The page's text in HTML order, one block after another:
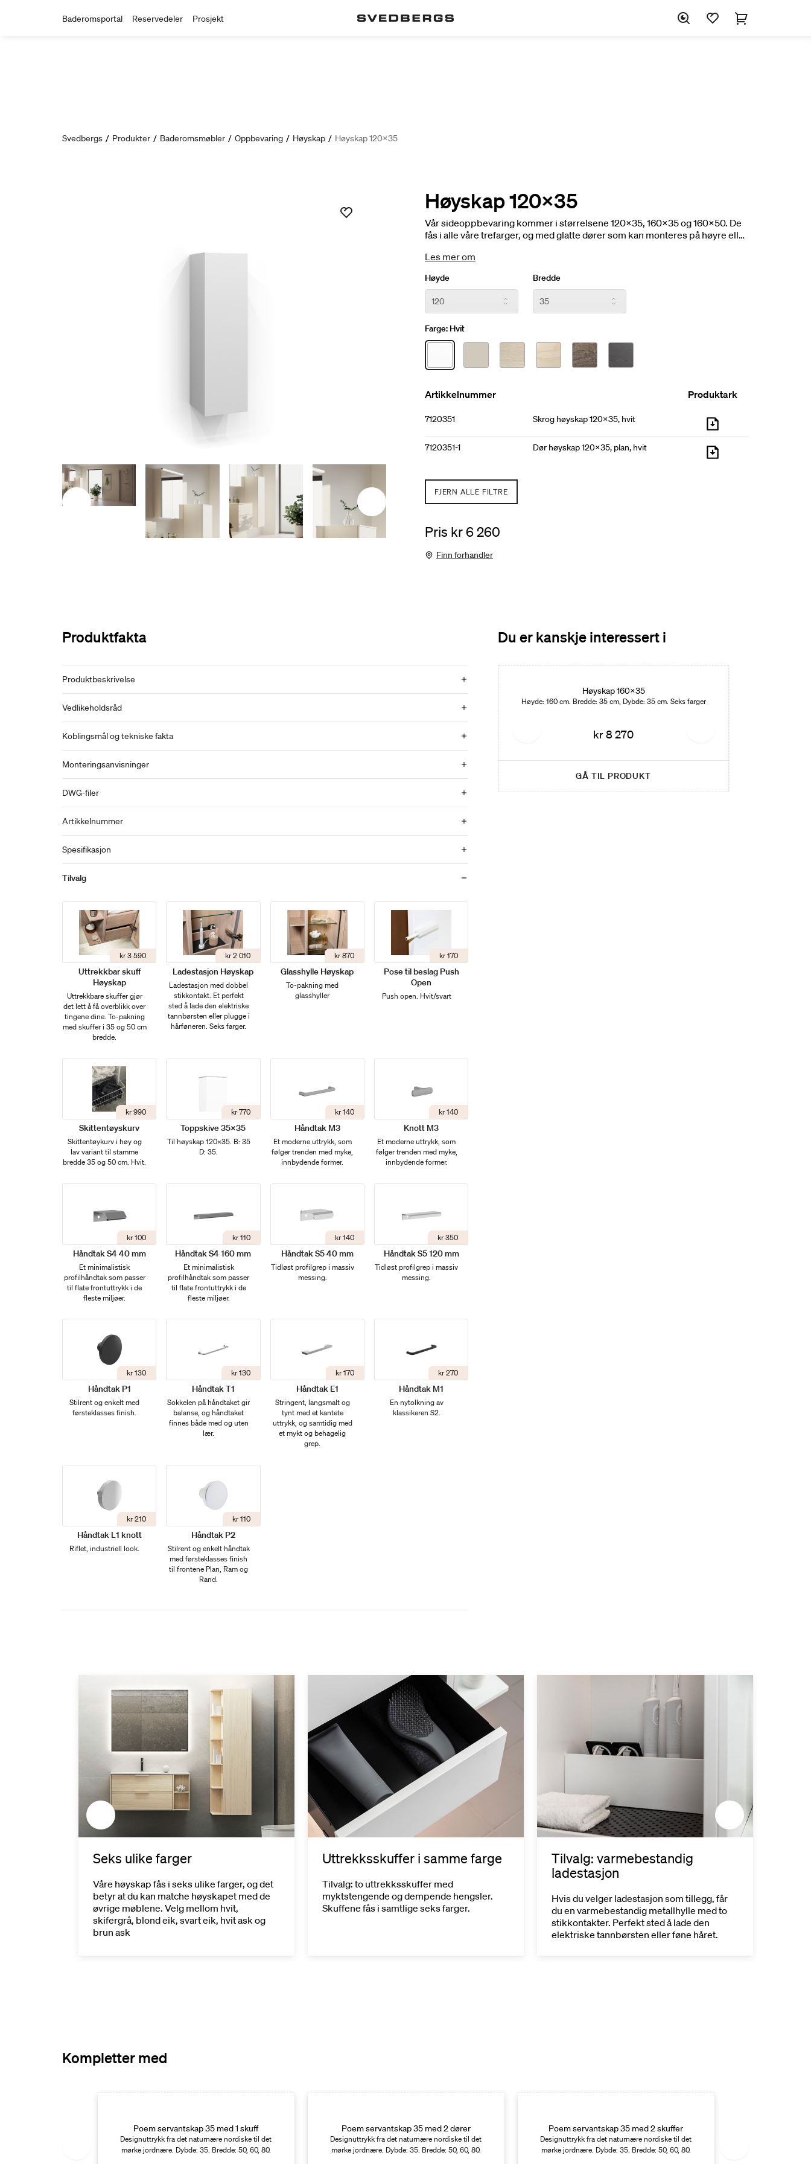
Baderomsportal Reservedeler Prosjekt
Svedbergs / Produkter / Baderomsmøbler / Oppbevaring / Høyskap / Høyskap 120x35
Høyskap 120x35
Vår sideoppbevaring kommer i størrelsene 120x35, 160x35 og 160x50. De
fås i alle våre trefarger, og med glatte dører som kan monteres på høyre eller
av høyde. Det er når man innreder den at man ser alle fordelene. Den åpne
om man vil ha helt åpen med en 35-dør eller halvåpen med en 50-dør.
Håndtak eller push-beslag er tilvalg.
Les mer om
Høyde Bredde
Farge: Hvit
Artikkelnummer Produktark
7120351 Skrog høyskap 120x35, hvit
7120351-1 Dør høyskap 120x35, plan, hvit
FJERN ALLE FILTRE
Pris kr 6 260
Finn forhandler
Produktfakta
Produktbeskrivelse
Vedlikeholdsråd
Koblingsmål og tekniske fakta
Monteringsanvisninger
DWG-filer
Artikkelnummer
Spesifikasjon
Tilvalg
kr 3 590
Uttrekkbar skuff
Høyskap
Uttrekkbare skuffer gjør
det lett å få overblikk over
tingene dine. To-pakning
med skuffer i 35 og 50 cm
bredde.
kr 2 010
Ladestasjon Høyskap
Ladestasjon med dobbel
stikkontakt. Et perfekt
sted å lade den elektriske
tannbørsten eller plugge i
hårføneren. Seks farger.
kr 870
Glasshylle Høyskap
To-pakning med
glasshyller
kr 170
Pose til beslag Push
Open
Push open. Hvit/svart
kr 990
Skittentøyskurv
Skittentøykurv i høy og
lav variant til stamme
bredde 35 og 50 cm. Hvit.
kr 770
Toppskive 35x35
Til høyskap 120x35. B: 35
D: 35.
kr 140
Håndtak M3
Et moderne uttrykk, som
følger trenden med myke,
innbydende former.
kr 140
Knott M3
Et moderne uttrykk, som
følger trenden med myke,
innbydende former.
kr 100
Håndtak S4 40 mm
Et minimalistisk
profilhåndtak som passer
til flate frontuttrykk i de
fleste miljøer.
kr 110
Håndtak S4 160 mm
Et minimalistisk
profilhåndtak som passer
til flate frontuttrykk i de
fleste miljøer.
kr 140
Håndtak S5 40 mm
Tidløst profilgrep i massiv
messing.
kr 350
Håndtak S5 120 mm
Tidløst profilgrep i massiv
messing.
kr 130
Håndtak P1
Stilrent og enkelt med
førsteklasses finish.
kr 130
Håndtak T1
Sokkelen på håndtaket gir
balanse, og håndtaket
finnes både med og uten
lær.
kr 170
Håndtak E1
Stringent, langsmalt og
tynt med et kantete
uttrykk, og samtidig med
et mykt og behagelig
grep.
kr 270
Håndtak M1
En nytolkning av
klassikeren S2.
kr 210
Håndtak L1 knott
Riflet, industriell look.
kr 110
Håndtak P2
Stilrent og enkelt håndtak
med førsteklasses finish
til frontene Plan, Ram og
Rand.
Du er kanskje interessert i
Høyskap 120x35 List
GÅ TIL PRODUKT
Høyskap 160x35
Høyde: 160 cm. Bredde: 35 cm, Dybde: 35 cm. Seks farger
kr 8 270
GÅ TIL PRODUKT
Seks ulike farger
Våre høyskap fås i seks ulike farger, og det
betyr at du kan matche høyskapet med de
øvrige møblene. Velg mellom hvit,
skifergrå, blond eik, svart eik, hvit ask og
brun ask
Uttrekksskuffer i samme farge
Tilvalg: to uttrekksskuffer med
myktstengende og dempende hengsler.
Skuffene fås i samtlige seks farger.
Tilvalg: varmebestandig
ladestasjon
Hvis du velger ladestasjon som tillegg, får
du en varmebestandig metallhylle med to
stikkontakter. Perfekt sted å lade den
elektriske tannbørsten eller føne håret.
Kompletter med
Poem servantskap 35 med 1 skuff
Designuttrykk fra det naturnære nordiske til det
mørke jordnære. Dybde: 35. Bredde: 50, 60, 80.
Poem servantskap 35 med 2 dører
Designuttrykk fra det naturnære nordiske til det
mørke jordnære. Dybde: 35. Bredde: 50, 60, 80.
Poem servantskap 35 med 2 skuffer
Designuttrykk fra det naturnære nordiske til det
mørke jordnære. Dybde: 35. Bredde: 50, 60, 80.